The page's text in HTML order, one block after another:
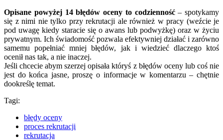
Opisane powyżej 14 błędów oceny to codzienność– spotykamy
się z nimi nie tylko przy rekrutacji ale również w pracy (weźcie je
pod uwagę kiedy staracie się o awans lub podwyżkę) oraz w życiu
prywatnym. Ich świadomość pozwala efektywniej działać i zarówno
samemu popełniać mniej błędów, jak i wiedzieć dlaczego ktoś
ocenił nas tak, a nie inaczej.
Jeśli chcecie abym szerzej opisała któryś z błędów oceny lub coś nie
jest do końca jasne, proszę o informacje w komentarzu – chętnie
dookreślę temat.
Tagi:
błędy oceny
proces rekrutacji
rekrutacja